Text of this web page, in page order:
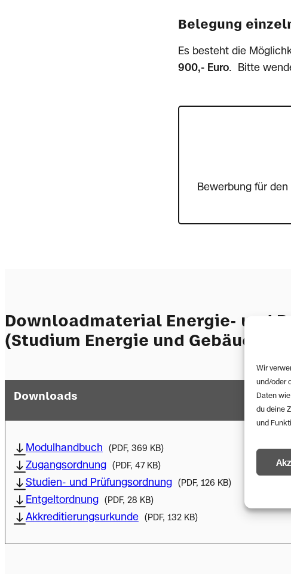
Wir
und/oder
Daten
du deine
und
Belegung
Es besteht die
900,- Euro. Bitte
Bewerbung für
Downloadmaterial Energie- und
(Studium Energie und
Downloads
Modulhandbuch (PDF, 369 KB)
Zugangsordnung (PDF, 47 KB)
Studien- und Prüfungsordnung (PDF, 126 KB)
Entgeltordnung (PDF, 28 KB)
Akkreditierungsurkunde (PDF, 132 KB)